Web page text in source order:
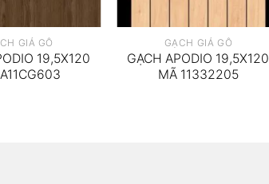
GIẢ GỖ
19,5X120
GẠCH GIẢ GỖ
GẠCH APODIO 19,5X120
MÃ 11332205